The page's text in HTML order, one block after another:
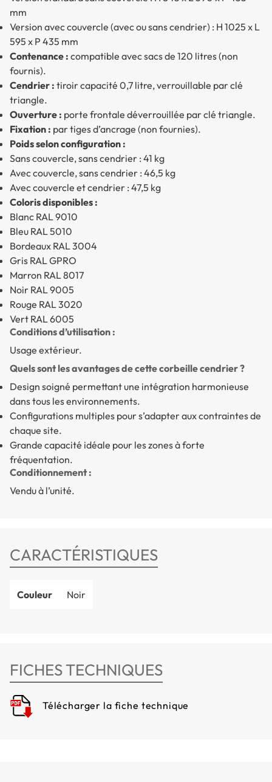
mm
Version avec couvercle (avec ou sans cendrier) : H 1025 x L
595 x P 435 mm
Contenance : compatible avec sacs de 120 litres (non
fournis).
Cendrier : tiroir capacité 0,7 litre, verrouillable par clé
triangle.
Ouverture : porte frontale déverrouillée par clé triangle.
Fixation : par tiges d’ancrage (non fournies).
Poids selon configuration :
Sans couvercle, sans cendrier : 41 kg
Avec couvercle, sans cendrier : 46,5 kg
Avec couvercle et cendrier : 47,5 kg
Coloris disponibles :
Blanc RAL 9010
Bleu RAL 5010
Bordeaux RAL 3004
Gris RAL GPRO
Marron RAL 8017
Noir RAL 9005
Rouge RAL 3020
Vert RAL 6005
Conditions d’utilisation :
Usage extérieur.
Quels sont les avantages de cette corbeille cendrier ?
Design soigné permettant une intégration harmonieuse
dans tous les environnements.
Configurations multiples pour s’adapter aux contraintes de
chaque site.
Grande capacité idéale pour les zones à forte
fréquentation.
Conditionnement :
Vendu à l’unité.
CARACTÉRISTIQUES
Couleur Noir
FICHES TECHNIQUES
Télécharger la fiche technique